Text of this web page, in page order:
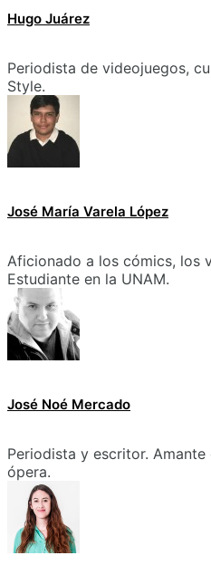
Hugo Juárez
Periodista de videojuegos,
Style.
José María Varela López
Aficionado a los cómics, los
Estudiante en la UNAM.
José Noé Mercado
Periodista y escritor.
ópera.